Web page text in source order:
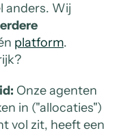
anders. Wij
platform.
Onze agenten
in ("allocaties")
vol zit, heeft een